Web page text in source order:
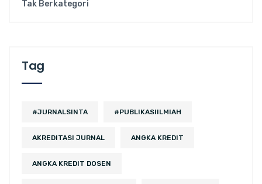
Tak Berkategori
Tag
#JURNALSINTA #PUBLIKASIILMIAH
AKREDITASI JURNAL ANGKA KREDIT
ANGKA KREDIT DOSEN